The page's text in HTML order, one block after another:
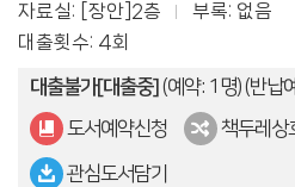
자료실: [장안]2층
부록: 없음
대출횟수: 4회
대출불가[대출중] (예약: 1명)(반납
도서예약신청
책두레상
관심도서담기